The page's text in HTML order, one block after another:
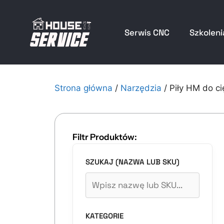
Serwis CNC
Strona główna / Narzędzia / Piły HM do
Filtr Produktów:
SZUKAJ (NAZWA LUB SKU)
KATEGORIE